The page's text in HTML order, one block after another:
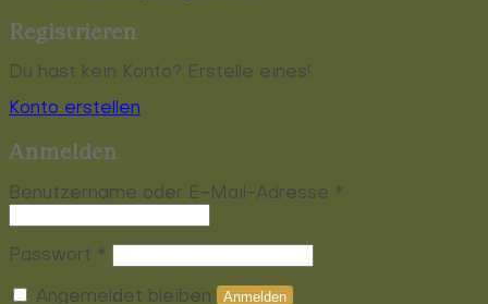
Registrieren
Du hast kein Konto? Erstelle eines!
Konto erstellen
Anmelden
Benutzername oder E-Mail-Adresse *
Passwort *
Angemeldet bleiben Anmelden